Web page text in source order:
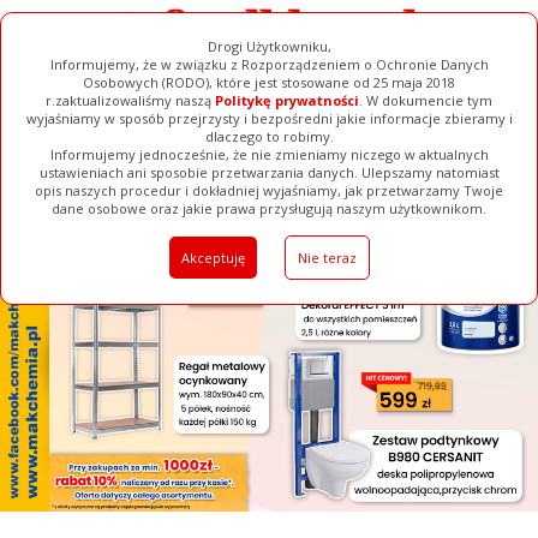
Drogi Użytkowniku,
Informujemy, że w związku z Rozporządzeniem o Ochronie Danych
Osobowych (RODO), które jest stosowane od 25 maja 2018
r.zaktualizowaliśmy naszą Politykę prywatności. W dokumencie tym
wyjaśniamy w sposób przejrzysty i bezpośredni jakie informacje zbieramy i
dlaczego to robimy.
Informujemy jednocześnie, że nie zmieniamy niczego w aktualnych
ustawieniach ani sposobie przetwarzania danych. Ulepszamy natomiast
opis naszych procedur i dokładniej wyjaśniamy, jak przetwarzamy Twoje
dane osobowe oraz jakie prawa przysługują naszym użytkownikom.
Akceptuję Nie teraz
[ ZAMKNIJ ]
Ogłoszenia Filmy Galerie Baza Firm Pełna Wersja